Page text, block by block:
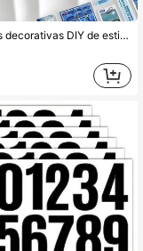
Pegatinas decorativas DIY de estilo coreano Ins para cuaderno horizontal (aprox. 150 hojas por rollo), material de scrapbooking con pegatinas japonesas y cinta washi decorativa, pegatinas hermosas, adecuadas para fundas de teléfono, botellas de agua, portátiles, tableros de visión, diarios y scrapbooking